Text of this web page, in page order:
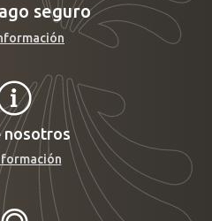
seguro
nosotros